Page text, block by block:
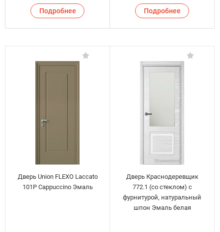
Подробнее Подробнее
Дверь Union FLEXO Laccato
101P Cappuccino Эмаль
Дверь Краснодеревщик
772.1 (со стеклом) с
фурнитурой, натуральный
шпон Эмаль белая